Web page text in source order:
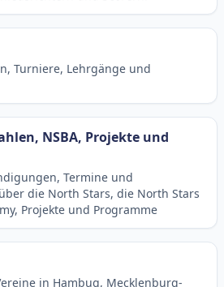
Turniere, Lehrgänge und
NSBA, Projekte und
Termine und
die North Stars, die North Stars
Projekte und Programme
in Hambug, Mecklenburg-